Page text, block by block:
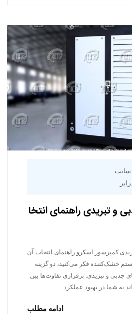
سایت
و تبریدی راهنمای انتخا
کمپرسور اسکرو راهنمای انتخاب آن
خشک‌کننده فکر می‌کنید، دو گزینه
جذبی و تبریدی. برقراری تفاوت‌ها بین
به شما در بهبود عملکرد…
ادامه مطلب